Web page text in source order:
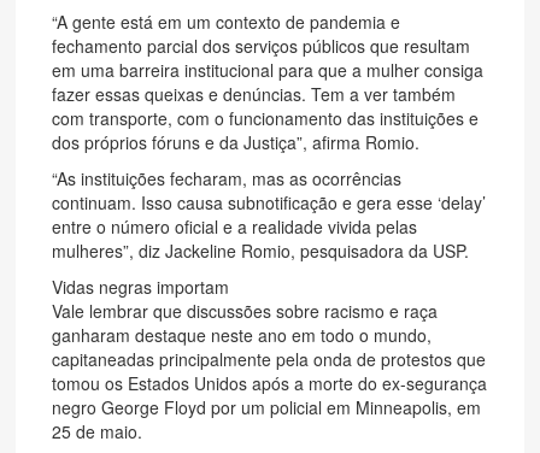
“A gente está em um contexto de pandemia e
fechamento parcial dos serviços públicos que resultam
em uma barreira institucional para que a mulher consiga
fazer essas queixas e denúncias. Tem a ver também
com transporte, com o funcionamento das instituições e
dos próprios fóruns e da Justiça”, afirma Romio.
“As instituições fecharam, mas as ocorrências
continuam. Isso causa subnotificação e gera esse ‘delay’
entre o número oficial e a realidade vivida pelas
mulheres”, diz Jackeline Romio, pesquisadora da USP.
Vidas negras importam
Vale lembrar que discussões sobre racismo e raça
ganharam destaque neste ano em todo o mundo,
capitaneadas principalmente pela onda de protestos que
tomou os Estados Unidos após a morte do ex-segurança
negro George Floyd por um policial em Minneapolis, em
25 de maio.